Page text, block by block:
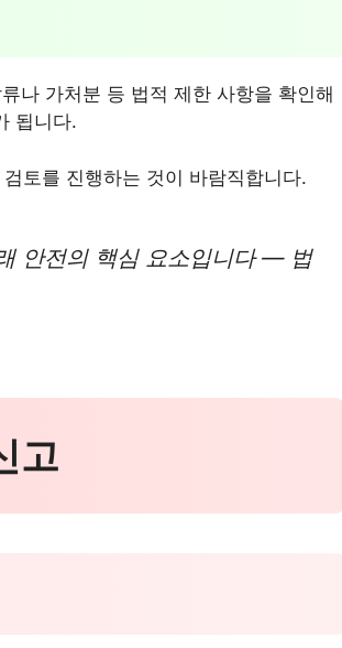
나 가처분 등 법적 제한 사항을 확인해
됩니다.
토를 진행하는 것이 바람직합니다.
안전의 핵심 요소입니다 — 법
고